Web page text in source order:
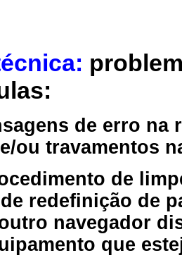
de erro
ou travamentos
de
redefinição de
navegador
que